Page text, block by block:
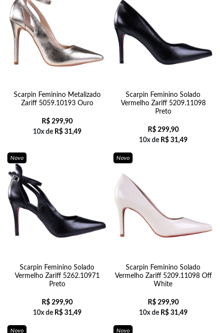
Scarpin Feminino Metalizado
Zariff 5059.10193 Ouro
R$299,90
10x de R$31,49
Scarpin Feminino Solado
Vermelho Zariff 5209.11098
Preto
R$299,90
10x de R$31,49
Novo
Scarpin Feminino Solado
Vermelho Zariff 5262.10971
Preto
R$299,90
10x de R$31,49
Novo
Scarpin Feminino Solado
Vermelho Zariff 5209.11098 Off
White
R$299,90
10x de R$31,49
Novo Novo